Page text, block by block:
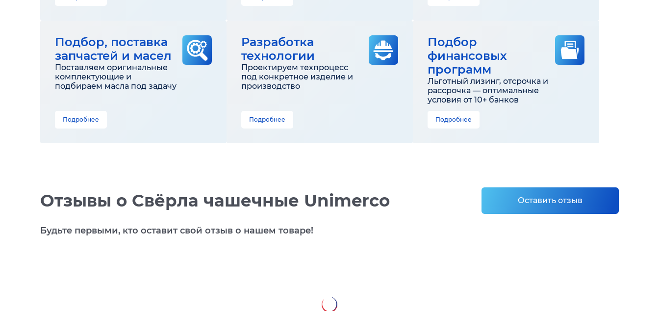
Подбор, поставка
запчастей и масел
Поставляем оригинальные
комплектующие и
подбираем масла под задачу
Подробнее
Разработка
технологии
Проектируем техпроцесс
под конкретное изделие и
производство
Подробнее
Подбор
финансовых
программ
Льготный лизинг, отсрочка и
рассрочка — оптимальные
условия от 10+ банков
Подробнее
Отзывы о Свёрла чашечные Unimerco Оставить отзыв
Будьте первыми, кто оставит свой отзыв о нашем товаре!